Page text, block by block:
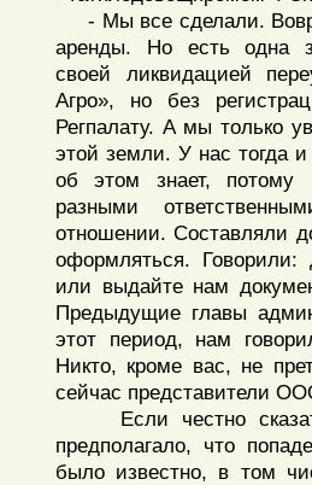
- Мы все сделали.
аренды. Но есть одна
своей ликвидацией
Агро», но без
Регпалату. А мы только
этой земли. У нас тогда
об этом знает, потому
разными
отношении. Составляли
оформляться. Говорили:
или выдайте нам
Предыдущие главы
этот период, нам
Никто, кроме вас, не
сейчас представители
Если честно
предполагало, что
было известно, в том